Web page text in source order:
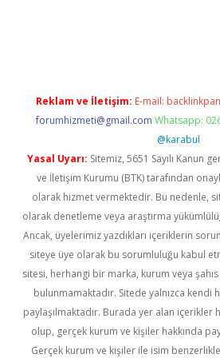
Reklam ve İletişim: E-mail:
forumhizmeti@gmail.com Whatsapp:
@karabul
Yasal Uyarı: Sitemiz, 5651 Sayılı Kanun
ve İletişim Kurumu (BTK) tarafından
olarak hizmet vermektedir. Bu nedenle,
olarak denetleme veya araştırma
Ancak, üyelerimiz yazdıkları içeriklerin
siteye üye olarak bu sorumluluğu kabul
sitesi, herhangi bir marka, kurum veya
bulunmamaktadır. Sitede yalnızca kendi
paylaşılmaktadır. Burada yer alan içerikler
olup, gerçek kurum ve kişiler hakkında
Gerçek kurum ve kişiler ile isim